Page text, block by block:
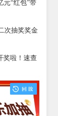
元“红包”带
次抽奖奖金
奖啦！速查